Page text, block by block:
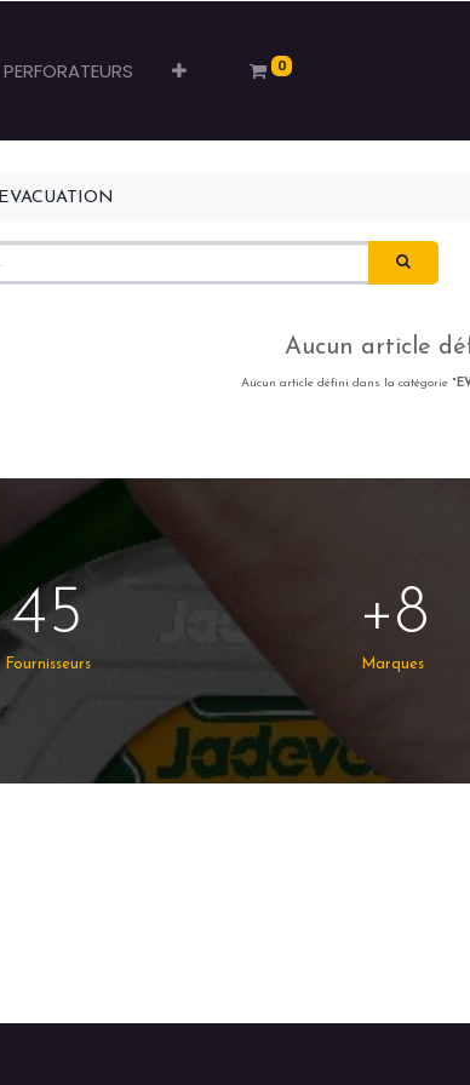
PERFORATEURS 0
EVACUATION
Aucun article
Aucun article défini dans la catégorie "
45
Fournisseurs
+8
Marques